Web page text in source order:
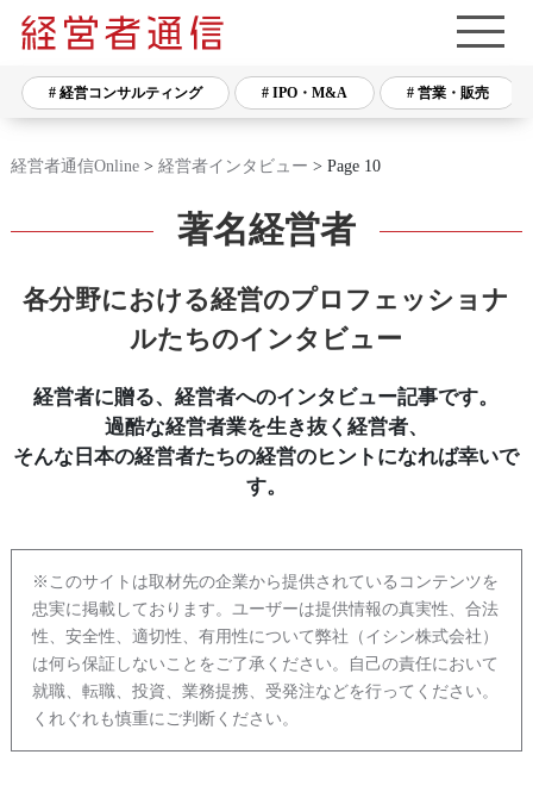
# 経営コンサルティング # IPO・M&A # 営業・販売
経営者通信Online> 経営者インタビュー > Page 10
著名経営者
各分野における経営のプロフェッショナ
ルたちのインタビュー
経営者に贈る、経営者へのインタビュー記事です。
過酷な経営者業を生き抜く経営者、
そんな日本の経営者たちの経営のヒントになれば幸いで
す。
※このサイトは取材先の企業から提供されているコンテンツを
忠実に掲載しております。ユーザーは提供情報の真実性、合法
性、安全性、適切性、有用性について弊社（イシン株式会社）
は何ら保証しないことをご了承ください。自己の責任において
就職、転職、投資、業務提携、受発注などを行ってください。
くれぐれも慎重にご判断ください。